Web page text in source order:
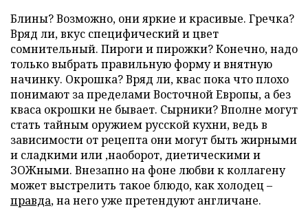
Блины? Возможно, они яркие и красивые. Гречка?
Вряд ли, вкус специфический и цвет
сомнительный. Пироги и пирожки? Конечно, надо
только выбрать правильную форму и внятную
начинку. Окрошка? Вряд ли, квас пока что плохо
понимают за пределами Восточной Европы, а без
кваса окрошки не бывает. Сырники? Вполне могут
стать тайным оружием русской кухни, ведь в
зависимости от рецепта они могут быть жирными
и сладкими или ,наоборот, диетическими и
ЗОЖными. Внезапно на фоне любви к коллагену
может выстрелить такое блюдо, как холодец –
правда, на него уже претендуют англичане.